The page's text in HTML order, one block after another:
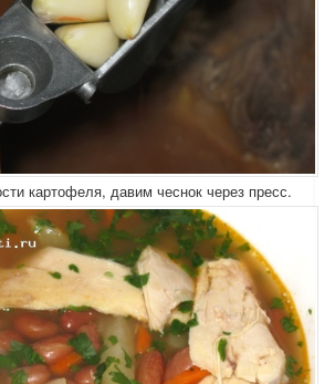
картофеля, давим чеснок через пресс.